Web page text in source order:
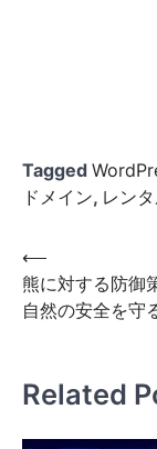
Tagged
ドメイン, レン
投
稿
ナ
ゲ
⟵
熊に対する防御
自然の安全を守
Related